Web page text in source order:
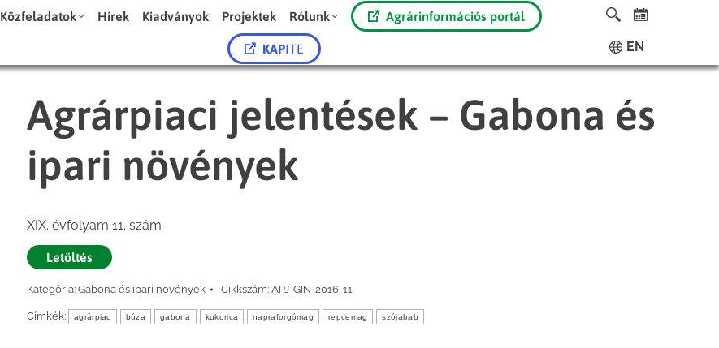
Közfeladatok Hírek Kiadványok Projektek Rólunk Agrárinformációs portál
KAPITE EN
Agrárpiaci jelentések – Gabona és
ipari növények
XIX. évfolyam 11. szám
Letöltés
Kategória: Gabona és ipari növények Cikkszám: APJ-GIN-2016-11
Címkék: agrárpiac búza gabona kukorica napraforgómag repcemag szójabab